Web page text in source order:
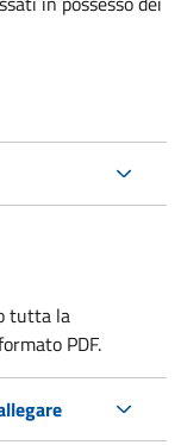
tutta la
PDF.